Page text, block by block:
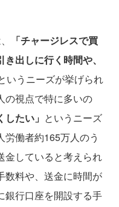
「チャージレスで買
出しに行く時間や、
いうニーズが挙げられ
の視点で特に多いの
たい」 というニーズ
働者約165万人のう
金していると考えられ
数料や、送金に時間が
銀行口座を開設する手